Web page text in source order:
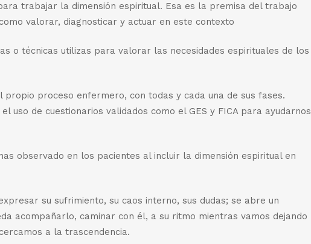
trabajar la dimensión espiritual. Esa es la premisa del trabajo
valorar, diagnosticar y actuar en este contexto
o técnicas utilizas para valorar las necesidades espirituales de los
propio proceso enfermero, con todas y cada una de sus fases.
uso de cuestionarios validados como el GES y FICA para ayudarnos
observado en los pacientes al incluir la dimensión espiritual en
su sufrimiento, su caos interno, sus dudas; se abre un
acompañarlo, caminar con él, a su ritmo mientras vamos dejando
a la trascendencia.